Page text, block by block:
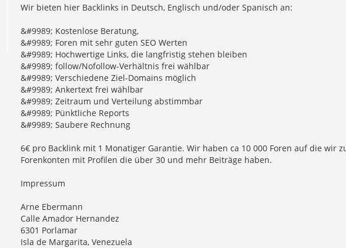
g
Wir bieten hier Backlinks in Deutsch, Englisch und/oder Spanisch an:
&#9989; Kostenlose Beratung,
&#9989; Foren mit sehr guten SEO Werten
&#9989; Hochwertige Links, die langfristig stehen bleiben
&#9989; follow/Nofollow-Verhältnis frei wählbar
&#9989; Verschiedene Ziel-Domains möglich
&#9989; Ankertext frei wählbar
&#9989; Zeitraum und Verteilung abstimmbar
&#9989; Pünktliche Reports
&#9989; Saubere Rechnung
6€ pro Backlink mit 1 Monatiger Garantie. Wir haben ca 10 000 Foren auf die wir
Forenkonten mit Profilen die über 30 und mehr Beiträge haben.
Impressum
Arne Ebermann
Calle Amador Hernandez
6301 Porlamar
Isla de Margarita, Venezuela